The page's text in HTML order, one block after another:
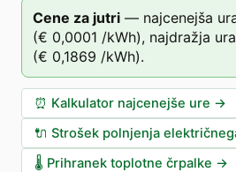
Cene za jutri — najcenejša
(€ 0,0001 /kWh), najdražja
(€ 0,1869 /kWh).
⏰ Kalkulator najcenejše ure →
🔌 Strošek polnjenja
🌡️ Prihranek toplotne črpalke →